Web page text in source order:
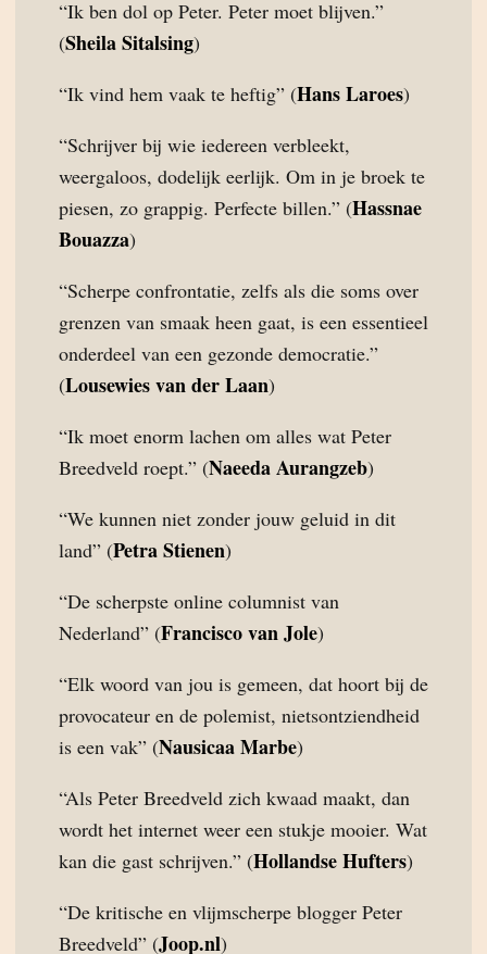
“Ik ben dol op Peter. Peter moet blijven.”
(Sheila Sitalsing)
“Ik vind hem vaak te heftig” (Hans Laroes)
“Schrijver bij wie iedereen verbleekt,
weergaloos, dodelijk eerlijk. Om in je broek te
piesen, zo grappig. Perfecte billen.” (Hassnae
Bouazza)
“Scherpe confrontatie, zelfs als die soms over
grenzen van smaak heen gaat, is een essentieel
onderdeel van een gezonde democratie.”
(Lousewies van der Laan)
“Ik moet enorm lachen om alles wat Peter
Breedveld roept.” (Naeeda Aurangzeb)
“We kunnen niet zonder jouw geluid in dit
land” (Petra Stienen)
“De scherpste online columnist van
Nederland” (Francisco van Jole)
“Elk woord van jou is gemeen, dat hoort bij de
provocateur en de polemist, nietsontziendheid
is een vak” (Nausicaa Marbe)
“Als Peter Breedveld zich kwaad maakt, dan
wordt het internet weer een stukje mooier. Wat
kan die gast schrijven.” (Hollandse Hufters)
“De kritische en vlijmscherpe blogger Peter
Breedveld” (Joop.nl)